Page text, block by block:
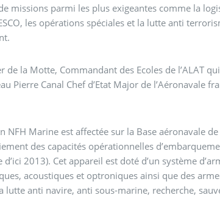
missions parmi les plus exigeantes comme la
les opérations spéciales et la lutte anti
de la Motte, Commandant des Ecoles de l’ALAT
qui à reçu les clés de la version
NFH Marine est affectée sur la Base aéronavale
des capacités opérationnelles
d’ici 2013). Cet appareil est doté d’un système
acoustiques et optroniques ainsi que des armements adaptés
lutte anti navire, anti sous-marine, recherche,